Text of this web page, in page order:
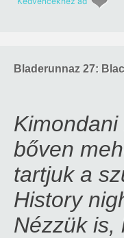
Bladerunnaz 27:
bőven
tartjuk a
History
Nézzük is,